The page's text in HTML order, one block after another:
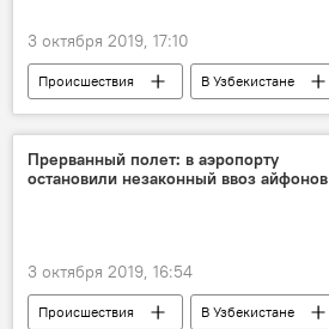
3 октября 2019, 17:10
Происшествия
В Узбекистане
ГУВД Ташкента
уголовное дело
скорая помощь
Прерванный полет: в аэропорту
остановили незаконный ввоз айфонов
3 октября 2019, 16:54
Происшествия
В Узбекистане